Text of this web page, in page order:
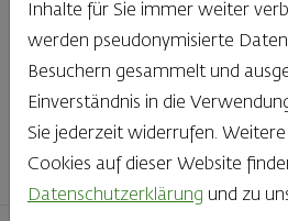
auf den kleinen, feinen
Haubis. Beste Zutaten und
Namen auch verdient – das
Finden Sie Ihr
Inhalte für Sie immer weiter
werden pseudonymisierte
Besuchern gesammelt und
Einverständnis in die
Sie jederzeit widerrufen.
Cookies auf dieser Website
Datenschutzerklärung und zu